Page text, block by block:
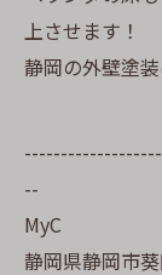
上させます！
静岡の外壁塗
--
MyC
静岡県静岡市